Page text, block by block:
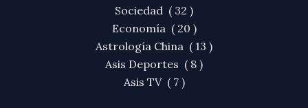
Sociedad ( 32 )
Economía ( 20 )
Astrología China ( 13 )
Asis Deportes ( 8 )
Asis TV ( 7 )